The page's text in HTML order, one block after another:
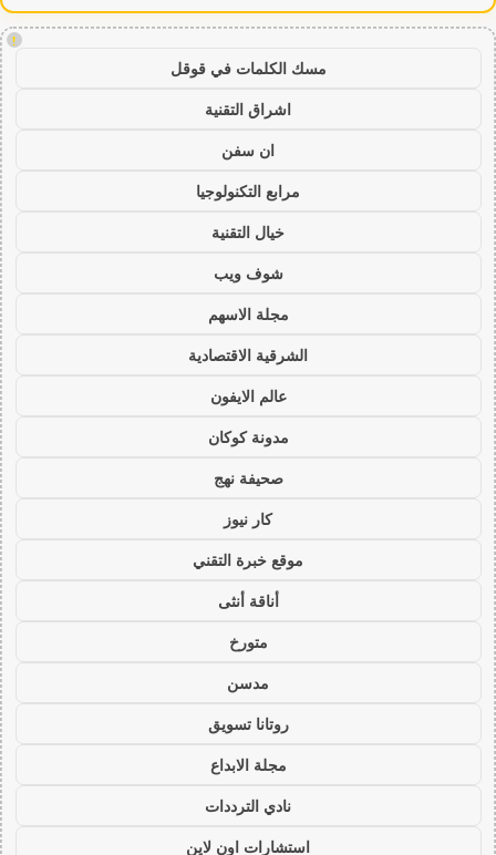
!
مسك الكلمات في قوقل
اشراق التقنية
ان سفن
مرابع التكنولوجيا
خيال التقنية
شوف ويب
مجلة الاسهم
الشرقية الاقتصادية
عالم الايفون
مدونة كوكان
صحيفة نهج
كار نيوز
موقع خبرة التقني
أناقة أنثى
متورخ
مدسن
روتانا تسويق
مجلة الابداع
نادي الترددات
استشارات اون لاين